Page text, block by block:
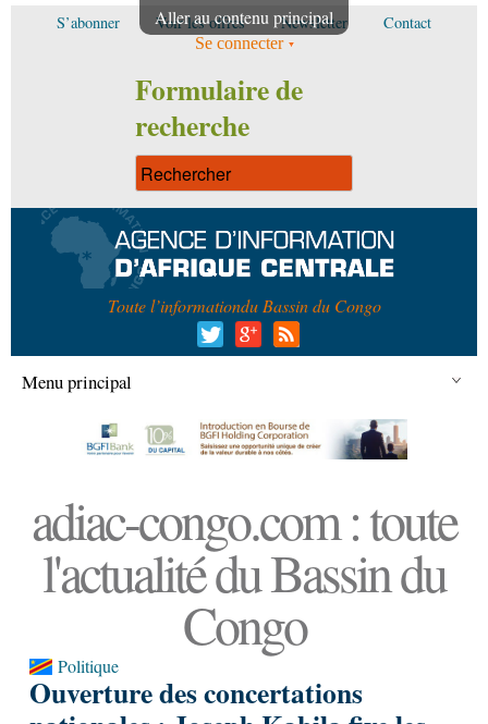
Aller au contenu principal
S’abonner Voir les offres Newsletter Contact
Se connecter
Formulaire de
recherche
Toute l’informationdu Bassin du Congo
Menu principal
adiac-congo.com : toute
l'actualité du Bassin du
Congo
Politique
Ouverture des concertations